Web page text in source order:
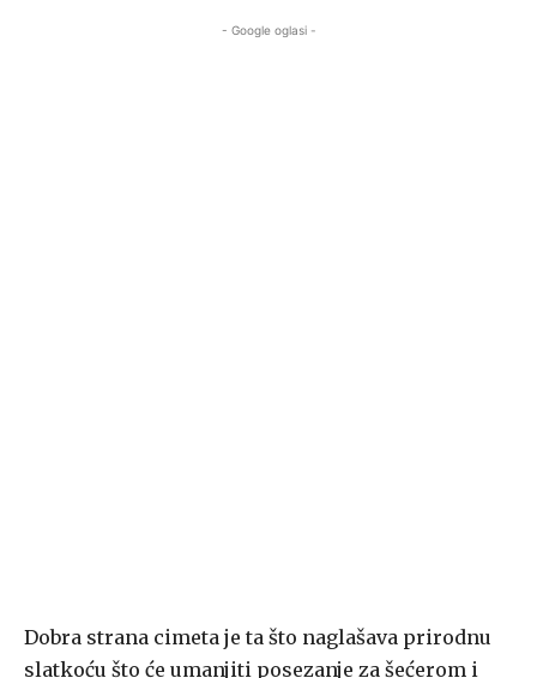
- Google oglasi -
Dobra strana cimeta je ta što naglašava prirodnu
slatkoću što će umanjiti posezanje za šećerom i